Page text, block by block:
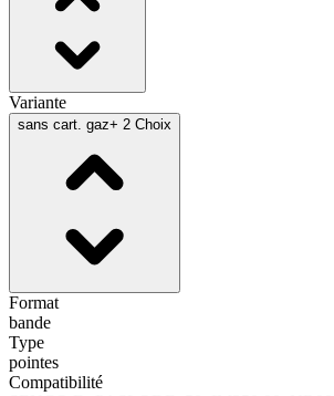
Variante
sans cart. gaz+ 2 Choix
Format
bande
Type
pointes
Compatibilité